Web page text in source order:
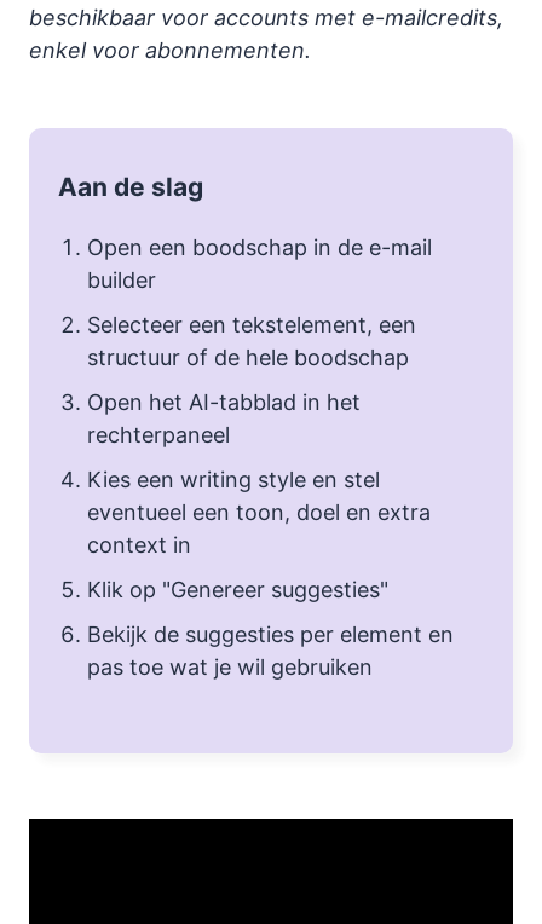
beschikbaar voor accounts met e-mailcredits,
enkel voor abonnementen.
Aan de slag
Open een boodschap in de e-mail
builder
Selecteer een tekstelement, een
structuur of de hele boodschap
Open het AI-tabblad in het
rechterpaneel
Kies een writing style en stel
eventueel een toon, doel en extra
context in
Klik op "Genereer suggesties"
Bekijk de suggesties per element en
pas toe wat je wil gebruiken